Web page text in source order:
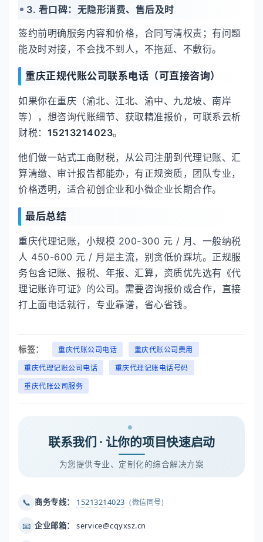
3. 看口碑：无隐形消费、售后及时
签约前明确服务内容和价格，合同写清权责；有问题
能及时对接，不会找不到人，不拖延、不敷衍。
重庆正规代账公司联系电话（可直接咨询）
如果你在重庆（渝北、江北、渝中、九龙坡、南岸
等），想咨询代账细节、获取精准报价，可联系云析
财税： 15213214023。
他们做一站式工商财税，从公司注册到代理记账、汇
算清缴、审计报告都能办，有正规资质，团队专业，
价格透明，适合初创企业和小微企业长期合作。
最后总结
重庆代理记账，小规模 200-300 元 / 月、一般纳税
人 450-600 元 / 月是主流，别贪低价踩坑。正规服
务包含记账、报税、年报、汇算，资质优先选有《代
理记账许可证》的公司。需要咨询报价或合作，直接
打上面电话就行，专业靠谱，省心省钱。
标签： 重庆代账公司电话
重庆代账公司费用
重庆代理记账公司电话
重庆代理记账电话号码
重庆代账公司服务
联系我们 · 让你的项目快速启动
为您提供专业、定制化的综合解决方案
📞 商务专线： 15213214023 (微信同号)
📧 企业邮箱： service@cqyxsz.cn